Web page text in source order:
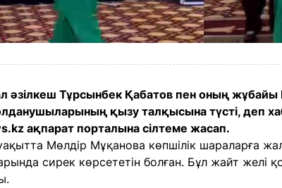
әзілкеш Тұрсынбек Қабатов пен оның жұбайы
қызу талқысына түсті, деп
ақпарат порталына сілтеме жасап.
Мөлдір Мұқанова көпшілік шараларға
сирек көрсететін болған. Бұл жайт желі